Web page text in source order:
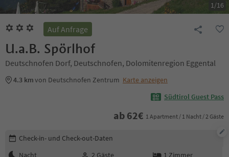
1/16
Auf Anfrage
U.a.B. Spörlhof
Deutschnofen Dorf, Deutschnofen, Dolomitenregion Eggental
4.3 kmvon Deutschnofen Zentrum Karte anzeigen
Südtirol Guest Pass
ab 62€ 1 Apartment / 1 Nacht / 2 Gäste
Buchungsdetails bearbeiten
Check-in- und Check-out-Daten
Nacht
2 Gäste 1 Zimmer